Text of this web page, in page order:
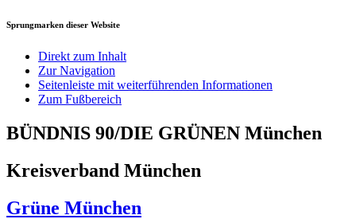
Sprungmarken dieser Website
Direkt zum Inhalt
Zur Navigation
Seitenleiste mit weiterführenden Informationen
Zum Fußbereich
BÜNDNIS 90/DIE GRÜNEN München
Kreisverband München
Grüne München